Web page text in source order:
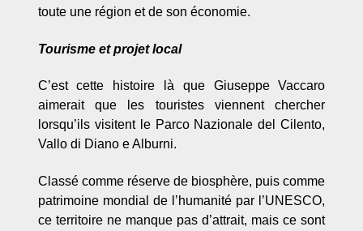
toute une région et de son économie.
Tourisme et projet local
C’est cette histoire là que Giuseppe Vaccaro
aimerait que les touristes viennent chercher
lorsqu’ils visitent le Parco Nazionale del Cilento,
Vallo di Diano e Alburni.
Classé comme réserve de biosphère, puis comme
patrimoine mondial de l’humanité par l’UNESCO,
ce territoire ne manque pas d’attrait, mais ce sont